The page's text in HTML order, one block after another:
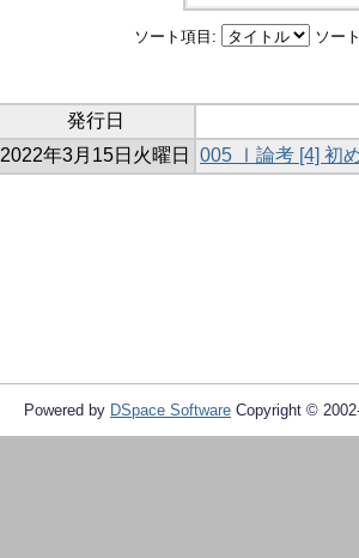
ソート項目: ソー
発行日
2022年3月15日火曜日
005 Ⅰ論考 [4] 初
Powered by DSpace Software Copyright ©